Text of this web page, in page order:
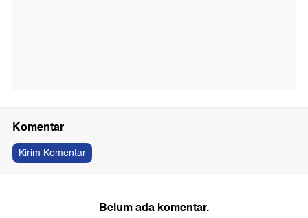
Komentar
Kirim Komentar
Belum ada komentar.